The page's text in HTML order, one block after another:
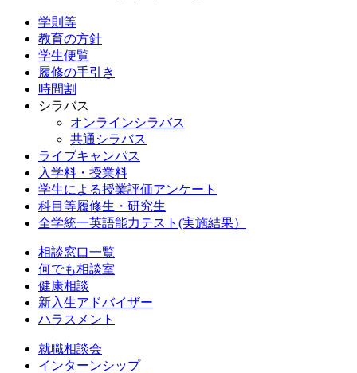
学則等
教育の方針
学生便覧
履修の手引き
時間割
シラバス
オンラインシラバス
共通シラバス
ライブキャンパス
入学料・授業料
学生による授業評価アンケート
科目等履修生・研究生
全学統一英語能力テスト(実施結果）
相談窓口一覧
何でも相談室
健康相談
新入生アドバイザー
ハラスメント
就職相談会
インターンシップ